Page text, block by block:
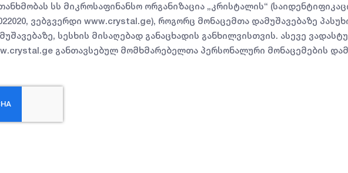
სს მიკროსაფინანსო ორგანიზაცია „კრისტალის“
ვებგვერდი www.crystal.ge), როგორც მონაცემთა დამუშავებაზე
სესხის მისაღებად განაცხადის განხილვისთვის. ასევე
განთავსებულ მომხმარებელთა პერსონალური მონაცემების